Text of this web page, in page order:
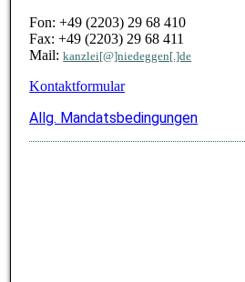
Fon: +49 (2203) 29 68 410
Fax:+49 (2203) 29 68 411
Mail:kanzlei[@]niedeggen[.]de
Kontaktformular
Allg. Mandatsbedingungen